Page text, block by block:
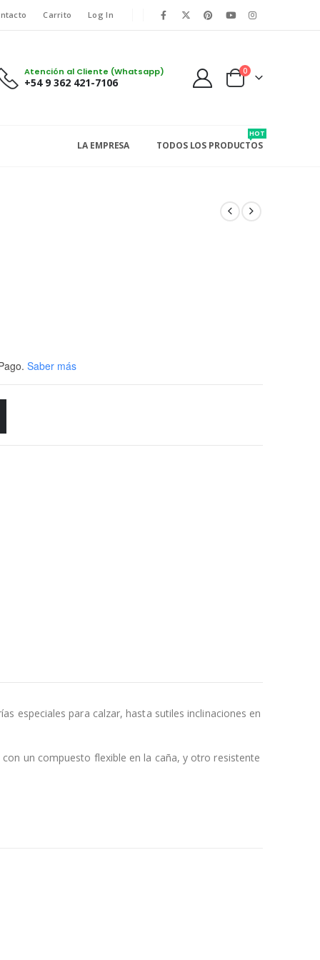
Carrito Log In
Atención al Cliente (Whatsapp)
+54 9 362 421-7106
0
LA EMPRESA TODOS LOS PRODUCTOS
HOT
Saber más
especiales para calzar, hasta sutiles inclinaciones en
un compuesto flexible en la caña, y otro resistente